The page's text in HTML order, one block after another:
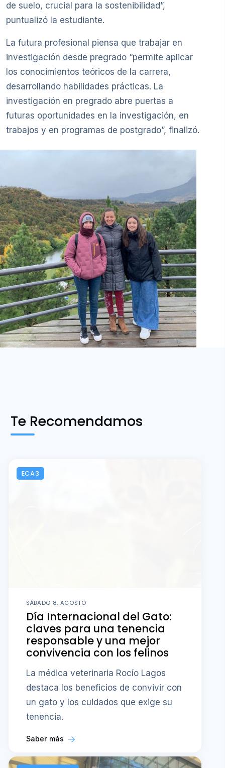
de suelo, crucial para la sostenibilidad”,
puntualizó la estudiante.
La futura profesional piensa que trabajar en
investigación desde pregrado “permite aplicar
los conocimientos teóricos de la carrera,
desarrollando habilidades prácticas. La
investigación en pregrado abre puertas a
futuras oportunidades en la investigación, en
trabajos y en programas de postgrado”, finalizó.
Te Recomendamos
ECA3
SÁBADO 8, AGOSTO
Día Internacional del Gato:
claves para una tenencia
responsable y una mejor
convivencia con los felinos
La médica veterinaria Rocío Lagos
destaca los beneficios de convivir con
un gato y los cuidados que exige su
tenencia.
Saber más